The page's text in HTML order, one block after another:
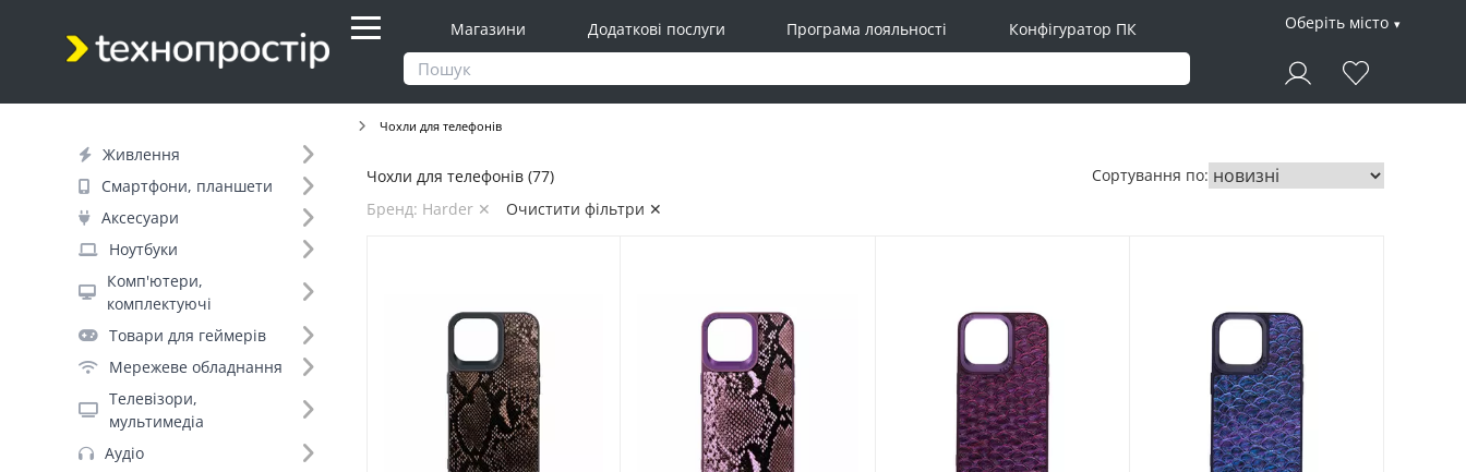
Магазини Додаткові послуги Програма лояльності Конфігуратор ПК Оберіть місто
Живлення
Смартфони, планшети
Аксесуари
Ноутбуки
Комп'ютери,
комплектуючі
Товари для геймерів
Мережеве обладнання
Телевізори,
мультимедіа
Аудіо
Чохли для телефонів
Фільтр
Бренд (75)
Сумісність по бренду (1)
Apple (77)
Модель телефона (2)
Apple iPhone 14 Pro Max (39)
Чохли для телефонів (77)
Бренд: Harder ✕
Очистити фільтри ✕
Сортування по: